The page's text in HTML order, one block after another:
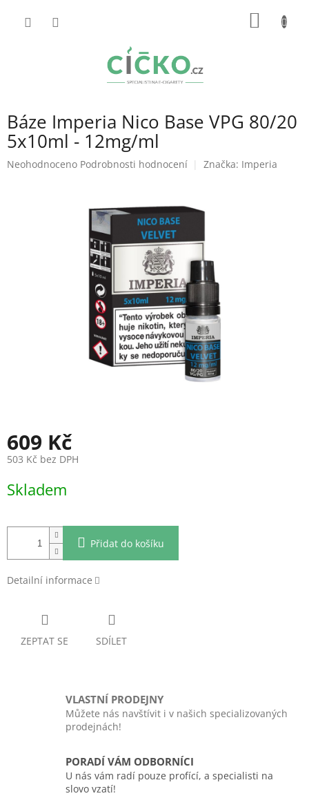
Báze Imperia Nico Base VPG 80/20
5x10ml - 12mg/ml
Průměrné
Neohodnoceno Podrobnosti hodnocení Značka: Imperia
609 Kč
503 Kč bez DPH
cena:
Skladem
Přidat do košíku
Detailní informace
ZEPTAT SE SDÍLET
VLASTNÍ PRODEJNY
Můžete nás navštívit i v našich specializovaných
prodejnách!
PORADÍ VÁM ODBORNÍCI
U nás vám radí pouze profící, a specialisti na
slovo vzatí!